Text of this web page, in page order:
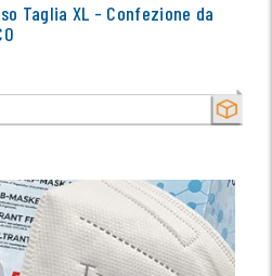
SECCO
Taglia XL - Confezione da